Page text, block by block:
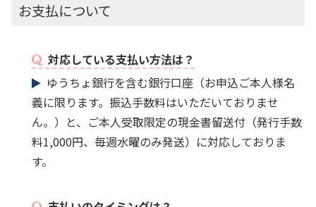
お支払について
対応している支払い方法は？
ゆうちょ銀行を含む銀行口座（お申込ご本人様名
義に限ります。振込手数料はいただいておりませ
ん。）と、ご本人受取限定の現金書留送付（発行手数
料1,000円、毎週水曜のみ発送）に対応しておりま
す。